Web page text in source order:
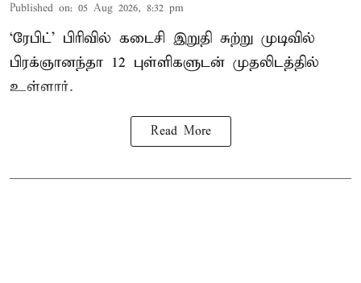
Published on: 05 Aug 2026, 8:32 pm
‘ரேபிட்’ பிரிவில் கடைசி இறுதி சுற்று முடிவில்
பிரக்ஞானந்தா 12 புள்ளிகளுடன் முதலிடத்தில்
உள்ளார்.
Read More